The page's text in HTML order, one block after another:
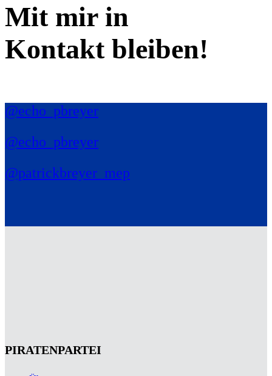
Mit mir in
Kontakt bleiben!
@echo_pbreyer
@echo_pbreyer
@patrickbreyer_mep
PIRATENPARTEI